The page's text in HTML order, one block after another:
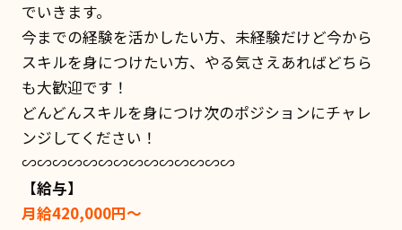
でいきます。
今までの経験を活かしたい方、未経験だけど今から
スキルを身につけたい方、やる気さえあればどちら
も大歓迎です！
どんどんスキルを身につけ次のポジションにチャレ
ンジしてください！
∽∽∽∽∽∽∽∽∽∽∽∽∽∽
【給与】
月給420,000円～